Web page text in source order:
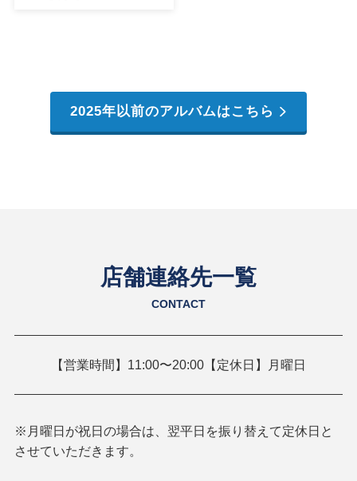
2025年以前のアルバムはこちら
店舗連絡先一覧
CONTACT
【営業時間】11:00〜20:00【定休日】月曜日
※月曜日が祝日の場合は、翌平日を振り替えて定休日と
させていただきます。